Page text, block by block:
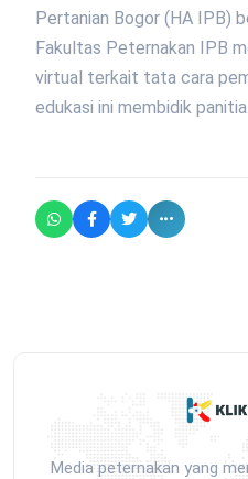
Pertanian Bogor (HA IPB)
Fakultas Peternakan IPB
virtual terkait tata cara
edukasi ini membidik panitia…
Media peternakan yang